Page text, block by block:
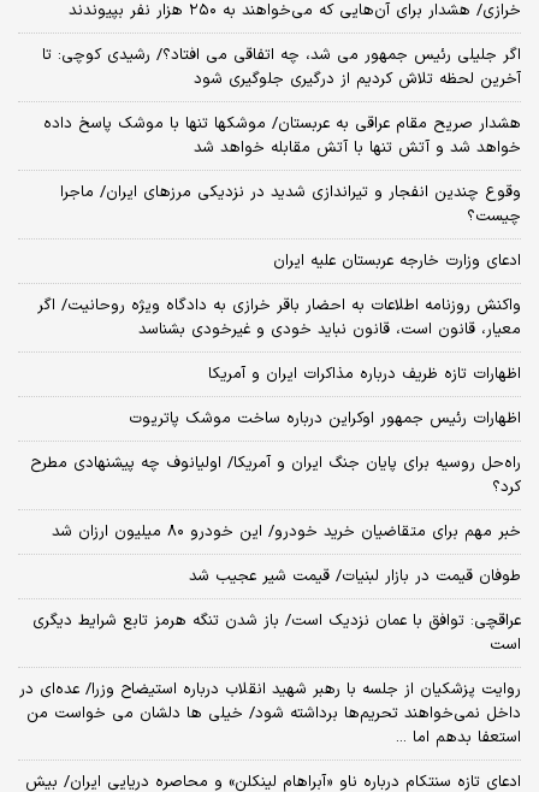
خرازی/ هشدار برای آن‌هایی که می‌خواهند به ۲۵۰ هزار نفر بپیوندند
اگر جلیلی رئیس جمهور می شد، چه اتفاقی می افتاد؟/ رشیدی کوچی: تا
آخرین لحظه تلاش کردیم از درگیری جلوگیری شود
هشدار صریح مقام عراقی به عربستان/ موشکها تنها با موشک پاسخ داده
خواهد شد و آتش تنها با آتش مقابله خواهد شد
وقوع چندین انفجار و تیراندازی شدید در نزدیکی مرز‌های ایران/ ماجرا
چیست؟
ادعای وزارت خارجه عربستان علیه ایران
واکنش روزنامه اطلاعات به احضار باقر خرازی به دادگاه ویژه روحانیت/ اگر
معیار، قانون است، قانون نباید خودی و غیرخودی بشناسد
اظهارات تازه ظریف درباره مذاکرات ایران و آمریکا
اظهارات رئیس جمهور اوکراین درباره ساخت موشک پاتریوت
راه‌حل روسیه برای پایان جنگ ایران و آمریکا/ اولیانوف چه پیشنهادی مطرح
کرد؟
خبر مهم برای متقاضیان خرید خودرو/ این خودرو ۸۰ میلیون ارزان شد
طوفان قیمت در بازار لبنیات/ قیمت شیر عجیب شد
عراقچی: توافق با عمان نزدیک است/ باز شدن تنگه هرمز تابع شرایط دیگری
است
روایت پزشکیان از جلسه با رهبر شهید انقلاب درباره استیضاح وزرا/ عده‌ای در
داخل نمی‌خواهند تحریم‌ها برداشته شود/ خیلی ها دلشان می خواست من
استعفا بدهم اما ...
ادعای تازه سنتکام درباره ناو «آبراهام لینکلن» و محاصره دریایی ایران/ بیش